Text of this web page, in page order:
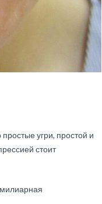
угри, простой и
стоит